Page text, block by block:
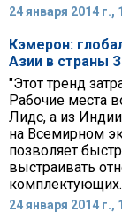
24 января 2014 г.,
Кэмерон:
Азии в страны
"Этот тренд
Рабочие места
Лидс, а из
на Всемирном
позволяет
выстраивать
комплектующих.
24 января 2014 г.,